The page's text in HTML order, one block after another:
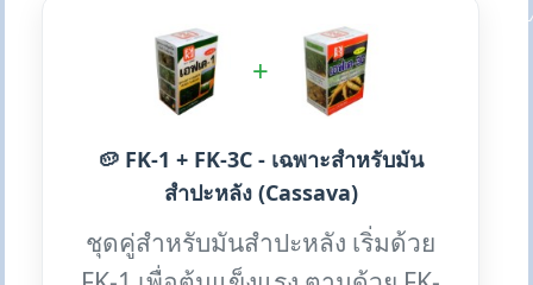
+
🥔 FK-1 + FK-3C - เฉพาะสำหรับมัน
สำปะหลัง (Cassava)
ชุดคู่สำหรับมันสำปะหลัง เริ่มด้วย